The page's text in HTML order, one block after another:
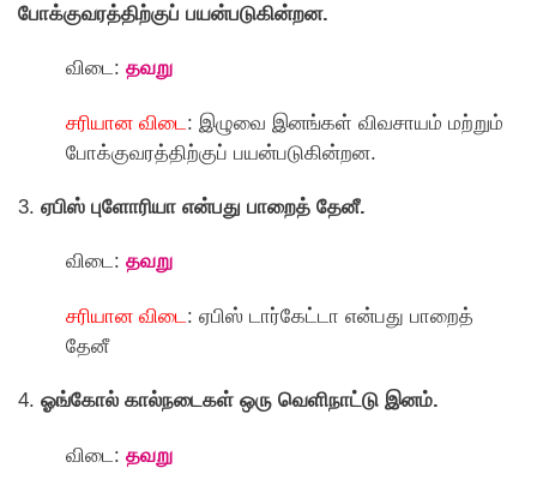
போக்குவரத்திற்குப் பயன்படுகின்றன.
விடை: தவறு
சரியான விடை : இழுவை இனங்கள் விவசாயம் மற்றும்
போக்குவரத்திற்குப் பயன்படுகின்றன.
3. ஏபிஸ் புளோரியா என்பது பாறைத் தேனீ.
விடை: தவறு
சரியான விடை: ஏபிஸ் டார்கேட்டா என்பது பாறைத்
தேனீ
4. ஓங்கோல் கால்நடைகள் ஒரு வெளிநாட்டு இனம்.
விடை: தவறு